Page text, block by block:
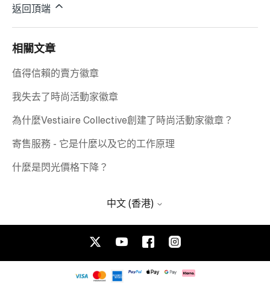
返回頂端
相關文章
值得信賴的賣方徽章
我失去了時尚活動家徽章
為什麼Vestiaire Collective創建了時尚活動家徽章？
寄售服務 - 它是什麼以及它的工作原理
什麼是閃光價格下降？
中文 (香港)